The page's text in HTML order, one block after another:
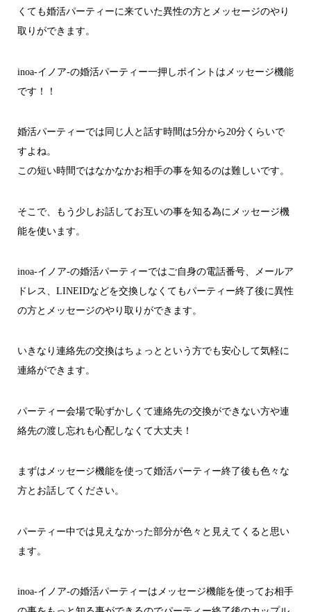
くても婚活パーティーに来ていた異性の方とメッセージのやり
取りができます。
inoa-イノア-の婚活パーティー一押しポイントはメッセージ機能
です！！
婚活パーティーでは同じ人と話す時間は5分から20分くらいで
すよね。
この短い時間ではなかなかお相手の事を知るのは難しいです。
そこで、もう少しお話してお互いの事を知る為にメッセージ機
能を使います。
inoa-イノア-の婚活パーティーではご自身の電話番号、メールア
ドレス、LINEIDなどを交換しなくてもパーティー終了後に異性
の方とメッセージのやり取りができます。
いきなり連絡先の交換はちょっとという方でも安心して気軽に
連絡ができます。
パーティー会場で恥ずかしくて連絡先の交換ができない方や連
絡先の渡し忘れも心配しなくて大丈夫！
まずはメッセージ機能を使って婚活パーティー終了後も色々な
方とお話してください。
パーティー中では見えなかった部分が色々と見えてくると思い
ます。
inoa-イノア-の婚活パーティーはメッセージ機能を使ってお相手